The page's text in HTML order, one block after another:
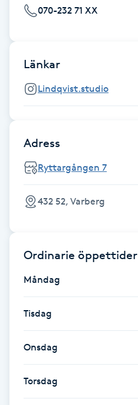
Friskvård
Friskvårdsmassage
Funktionsanalys
Färgning
Föning
Gel naglar
Gelenaglar
070-232 71 XX
Länkar
Lindqvist.studio
Adress
Ryttargången 7
432 52, Varberg
Ordinarie öppettider
Måndag
Tisdag
Onsdag
Torsdag